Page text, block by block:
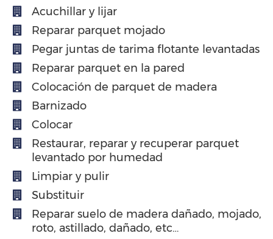
Acuchillar y lijar
Reparar parquet mojado
Pegar juntas de tarima flotante levantadas
Reparar parquet en la pared
Colocación de parquet de madera
Barnizado
Colocar
Restaurar, reparar y recuperar parquet
levantado por humedad
Limpiar y pulir
Substituir
Reparar suelo de madera dañado, mojado,
roto, astillado, dañado, etc…